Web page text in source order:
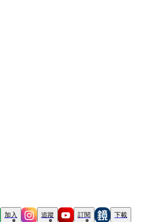
加入 追蹤 訂閱 下載